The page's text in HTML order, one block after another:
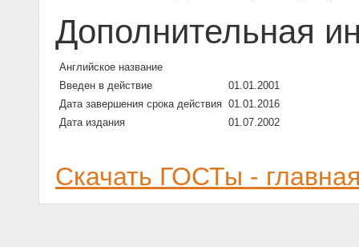
Дополнительная
Английское название
Введен в действие
01.01.2001
Дата завершения срока действия 01.01.2016
Дата издания
01.07.2002
Скачать ГОСТы -